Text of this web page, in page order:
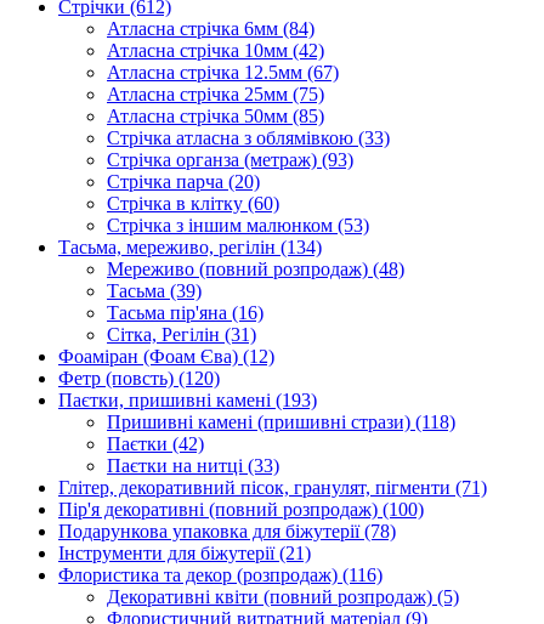
Стрічки (612)
Атласна стрічка 6мм (84)
Атласна стрічка 10мм (42)
Атласна стрічка 12.5мм (67)
Атласна стрічка 25мм (75)
Атласна стрічка 50мм (85)
Стрічка атласна з облямівкою (33)
Стрічка органза (метраж) (93)
Стрічка парча (20)
Стрічка в клітку (60)
Стрічка з іншим малюнком (53)
Тасьма, мереживо, регілін (134)
Мереживо (повний розпродаж) (48)
Тасьма (39)
Тасьма пір'яна (16)
Сітка, Регілін (31)
Фоаміран (Фоам Єва) (12)
Фетр (повсть) (120)
Паєтки, пришивні камені (193)
Пришивні камені (пришивні стрази) (118)
Паєтки (42)
Паєтки на нитці (33)
Глітер, декоративний пісок, гранулят, пігменти (71)
Пір'я декоративні (повний розпродаж) (100)
Подарункова упаковка для біжутерії(78)
Інструменти для біжутерії(21)
Флористика та декор (розпродаж) (116)
Декоративні квіти (повний розпродаж) (5)
Флористичний витратний матеріал (9)